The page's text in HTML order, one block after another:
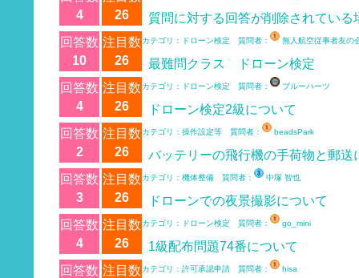
4
26
質問に対する回答が削除されている
回答数
10
注目数
26
カテゴリ：ドローン検定 質問者： 無人航空従事者友の
最難問クラス ドローン検定
回答数
4
注目数
26
カテゴリ：ドローン検定 質問者： ブルーハーツ
ドローン検定2級について
回答数
2
注目数
26
カテゴリ：操作設定等 質問者： beadsPark
バッテリーの飛行機の手荷物と郵送
回答数
3
注目数
26
カテゴリ：機体整備 質問者： 中塚 智也
ドローンでの夜景撮影について
回答数
4
注目数
26
カテゴリ：ドローン検定 質問者： go_mini
1級配布問題74番について
回答数 注目数 カテゴリ：許可承認申請 質問者： hisa